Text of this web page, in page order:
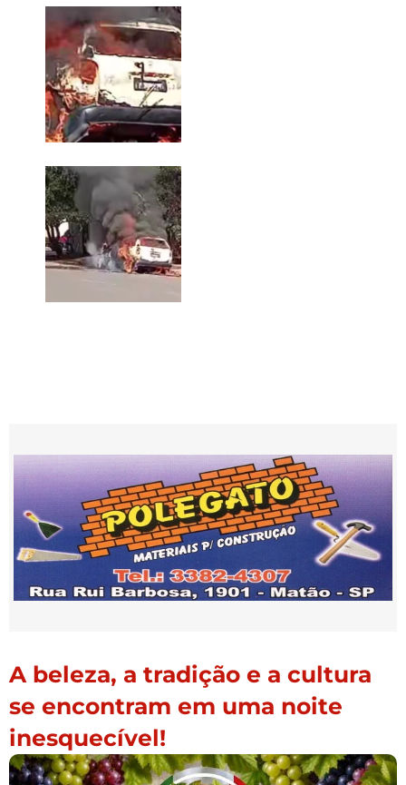
A beleza, a tradição e a cultura
se encontram em uma noite
inesquecível!